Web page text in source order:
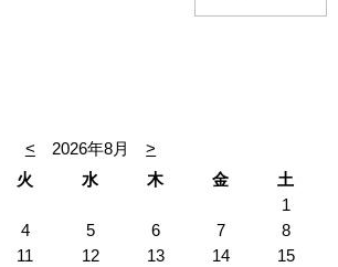
< 2026年8月
>
火 水 木 金
土
1
4 5 6 7
8
11 12 13 14
15